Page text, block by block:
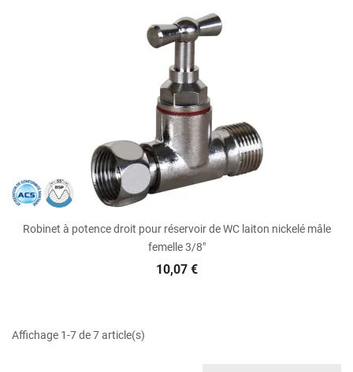
Robinet à potence droit pour réservoir de WC laiton nickelé mâle
femelle 3/8"
10,07 €
Affichage 1-7 de 7 article(s)